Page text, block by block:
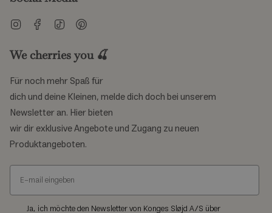
InstagramFacebook
TikTok
We cherries you 🍒
Für noch mehr Spaß für
dich und deine Kleinen, melde dich doch bei unserem
Newsletter an. Hier bieten
wir dir exklusive Angebote und Zugang zu neuen
Produktangeboten.
Ja, ich möchte den Newsletter von Konges Sløjd A/S über